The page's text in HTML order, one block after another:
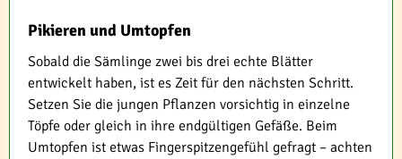
Pikieren und Umtopfen
Sobald die Sämlinge zwei bis drei echte Blätter
entwickelt haben, ist es Zeit für den nächsten Schritt.
Setzen Sie die jungen Pflanzen vorsichtig in einzelne
Töpfe oder gleich in ihre endgültigen Gefäße. Beim
Umtopfen ist etwas Fingerspitzengefühl gefragt – achten